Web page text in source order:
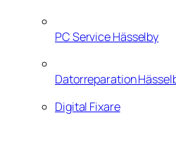
PC Service Hässelby
Datorreparation
Digital Fixare